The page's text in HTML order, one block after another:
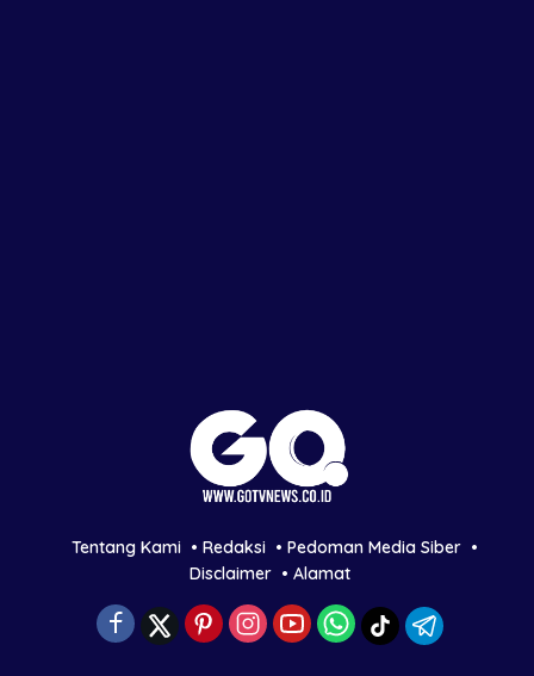
Tentang Kami Redaksi
Pedoman Media Siber
Disclaimer
Alamat